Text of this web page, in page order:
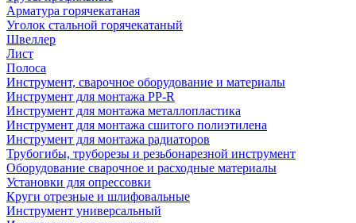
Арматура горячекатаная
Уголок стальной горячекатаный
Швеллер
Лист
Полоса
Инструмент, сварочное оборудование и материалы
Инструмент для монтажа PP-R
Инструмент для монтажа металлопластика
Инструмент для монтажа сшитого полиэтилена
Инструмент для монтажа радиаторов
Трубогибы, труборезы и резьбонарезной инструмент
Оборудование сварочное и расходные материалы
Установки для опрессовки
Круги отрезные и шлифовальные
Инструмент универсальный